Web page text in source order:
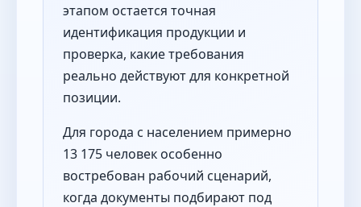
этапом остается точная
идентификация продукции и
проверка, какие требования
реально действуют для конкретной
позиции.
Для города с населением примерно
13 175 человек особенно
востребован рабочий сценарий,
когда документы подбирают под